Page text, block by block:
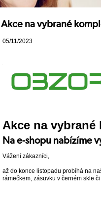
Akce na vybrané
05/11/2023
Akce na vybrané
Na e-shopu nabízíme
Vážení zákazníci,
až do konce listopadu probíhá na
rámečkem, zásuvku v černém skle